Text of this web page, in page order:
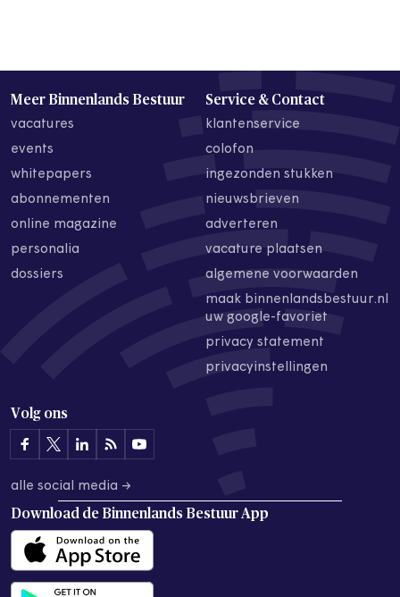
Meer Binnenlands Bestuur
vacatures
events
whitepapers
abonnementen
online magazine
personalia
dossiers
Service & Contact
klantenservice
colofon
ingezonden stukken
nieuwsbrieven
adverteren
vacature plaatsen
algemene voorwaarden
maak binnenlandsbestuur.nl
uw google-favoriet
privacy statement
privacyinstellingen
Volg ons
alle social media →
Download de Binnenlands Bestuur App